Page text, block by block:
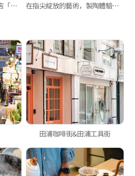
「老饕」歌手成始境的愛店「珍味彥陽烤牛肉」 在指尖綻放的藝術，製陶體驗「Green on the Brown」
田浦咖啡街&田浦工具街